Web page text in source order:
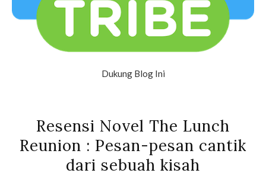
Dukung Blog Ini
Resensi Novel The Lunch
Reunion : Pesan-pesan cantik
dari sebuah kisah